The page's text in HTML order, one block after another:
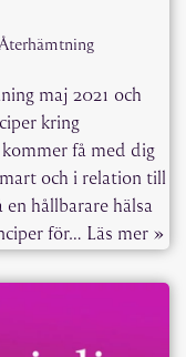
maj 2021 och
kring
få med dig
och i relation till
hållbarare hälsa
för… Läs mer »